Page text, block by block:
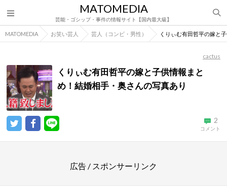
MATOMEDIA
芸能・ゴシップ・事件の情報サイト【国内最大級】
MATOMEDIA お笑い芸人 芸人（コンビ・男性） くりぃむ有田哲平の嫁と
cactus
くりぃむ有田哲平の嫁と子供情報まと
め！結婚相手・奥さんの写真あり
2
コメント
広告 / スポンサーリンク